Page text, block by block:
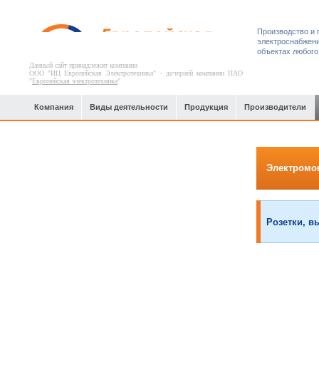
Данный сайт принадлежит компании
ООО "ИЦ Европейская Электротехника" - дочерней компании ПАО
"Европейская электротехника"
Производство и
объектах
Компания Виды деятельности Продукция Производители
Розетки,